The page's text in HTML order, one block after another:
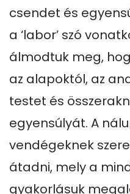
csendet és
a ‘labor’ szó
álmodtuk meg,
az alapoktól, az
testet és
egyensúlyát. A
vendégeknek
átadni, mely a
gyakorlásuk